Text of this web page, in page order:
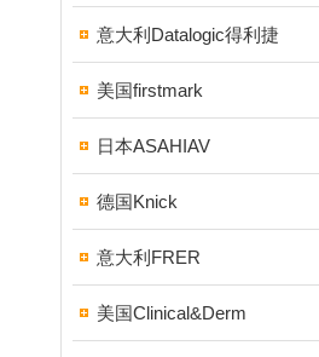
意大利Datalogic得利捷
美国firstmark
日本ASAHIAV
德国Knick
意大利FRER
美国Clinical&Derm